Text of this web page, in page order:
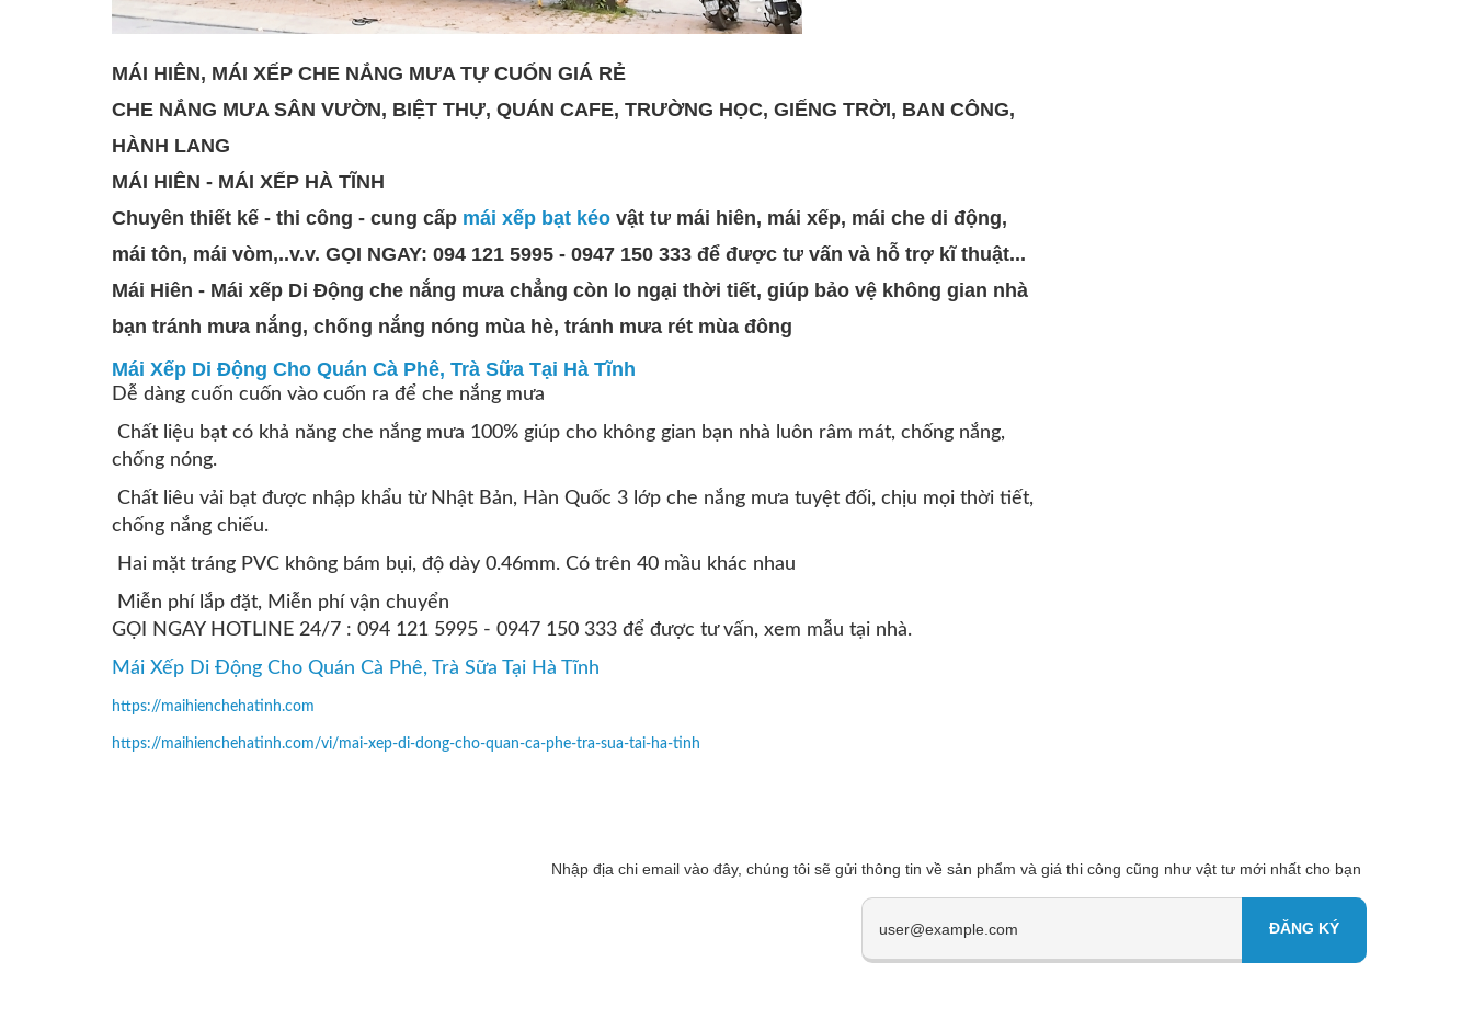
MÁI HIÊN, MÁI XẾP CHE NẮNG MƯA TỰ CUỐN GIÁ RẺ
CHE NẮNG MƯA SÂN VƯỜN, BIỆT THỰ, QUÁN CAFE, TRƯỜNG HỌC, GIẾNG TRỜI, BAN CÔNG,
HÀNH LANG
MÁI HIÊN - MÁI XẾP HÀ TĨNH
Chuyên thiết kế - thi công - cung cấp mái xếp bạt kéo vật tư mái hiên, mái xếp, mái che di động,
mái tôn, mái vòm,..v.v. GỌI NGAY: 094 121 5995 - 0947 150 333 để được tư vấn và hỗ trợ kĩ thuật...
Mái Hiên - Mái xếp Di Động che nắng mưa chẳng còn lo ngại thời tiết, giúp bảo vệ không gian nhà
bạn tránh mưa nắng, chống nắng nóng mùa hè, tránh mưa rét mùa đông
Mái Xếp Di Động Cho Quán Cà Phê, Trà Sữa Tại Hà Tĩnh
Dễ dàng cuốn cuốn vào cuốn ra để che nắng mưa
Chất liệu bạt có khả năng che nắng mưa 100% giúp cho không gian bạn nhà luôn râm mát, chống nắng,
chống nóng.
Chất liêu vải bạt được nhập khẩu từ Nhật Bản, Hàn Quốc 3 lớp che nắng mưa tuyệt đối, chịu mọi thời tiết,
chống nắng chiếu.
Hai mặt tráng PVC không bám bụi, độ dày 0.46mm. Có trên 40 mầu khác nhau
Miễn phí lắp đặt, Miễn phí vận chuyển
GỌI NGAY HOTLINE 24/7 : 094 121 5995 - 0947 150 333 để được tư vấn, xem mẫu tại nhà.
Mái Xếp Di Động Cho Quán Cà Phê, Trà Sữa Tại Hà Tĩnh
https://maihienchehatinh.com
https://maihienchehatinh.com/vi/mai-xep-di-dong-cho-quan-ca-phe-tra-sua-tai-ha-tinh
Nhập địa chi email vào đây, chúng tôi sẽ gửi thông tin về sản phẩm và giá thi công cũng như vật tư mới nhất cho bạn